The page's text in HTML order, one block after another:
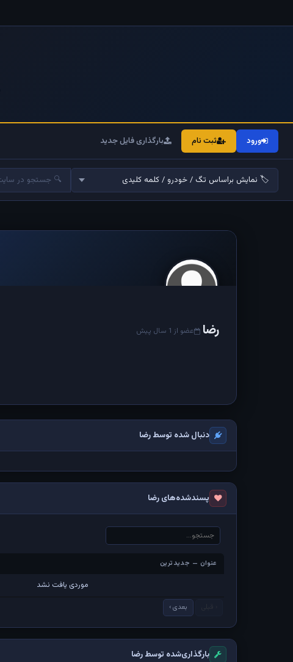
ورود ثبت نام بارگذاری فایل جدید
رضا عضو از 1 سال پیش
دنبال شده توسط رضا
پسندشده‌های رضا
عنوان — جدیدترین
موردی یافت نشد
بعدی ›
بارگذاری‌شده توسط رضا